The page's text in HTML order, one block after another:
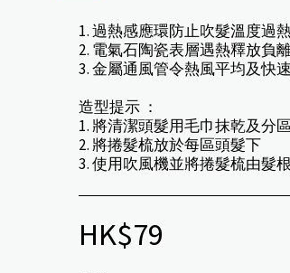
1. 過熱感應環防止吹髮溫度過
2. 電氣石陶瓷表層遇熱釋放負
3. 金屬通風管令熱風平均及快
造型提示 ：
1. 將清潔頭髮用毛巾抹乾及分區
2. 將捲髮梳放於每區頭髮下
3. 使用吹風機並將捲髮梳由髮
HK$79